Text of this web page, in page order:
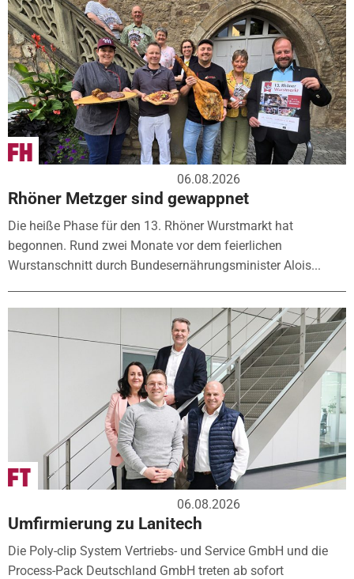
06.08.2026
Rhöner Metzger sind gewappnet
Die heiße Phase für den 13. Rhöner Wurstmarkt hat
begonnen. Rund zwei Monate vor dem feierlichen
Wurstanschnitt durch Bundesernährungsminister Alois...
06.08.2026
Umfirmierung zu Lanitech
Die Poly-clip System Vertriebs- und Service GmbH und die
Process-Pack Deutschland GmbH treten ab sofort